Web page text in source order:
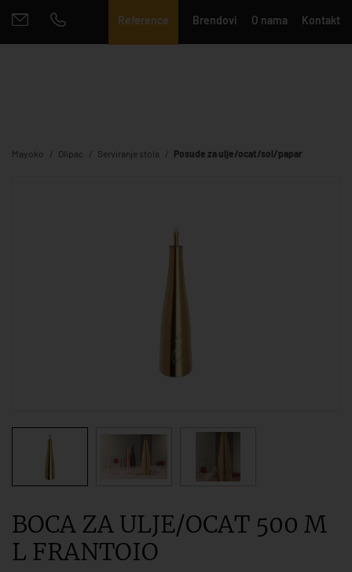
Reference Brendovi O nama Kontakt
Mayoko Olipac Serviranje stola Posude za ulje/ocat/sol/papar
BOCA ZA ULJE/OCAT 500 M
L FRANTOIO